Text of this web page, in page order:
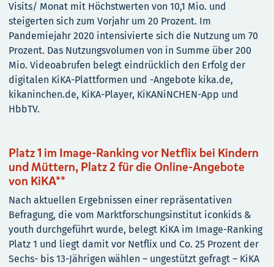
Visits/ Monat mit Höchstwerten von 10,1 Mio. und
steigerten sich zum Vorjahr um 20 Prozent. Im
Pandemiejahr 2020 intensivierte sich die Nutzung um 70
Prozent. Das Nutzungsvolumen von in Summe über 200
Mio. Videoabrufen belegt eindrücklich den Erfolg der
digitalen KiKA-Plattformen und -Angebote kika.de,
kikaninchen.de, KiKA-Player, KiKANiNCHEN-App und
HbbTV.
Platz 1 im Image-Ranking vor Netflix bei Kindern
und Müttern, Platz 2 für die Online-Angebote
von KiKA**
Nach aktuellen Ergebnissen einer repräsentativen
Befragung, die vom Marktforschungsinstitut iconkids &
youth durchgeführt wurde, belegt KiKA im Image-Ranking
Platz 1 und liegt damit vor Netflix und Co. 25 Prozent der
Sechs- bis 13-Jährigen wählen – ungestützt gefragt – KiKA